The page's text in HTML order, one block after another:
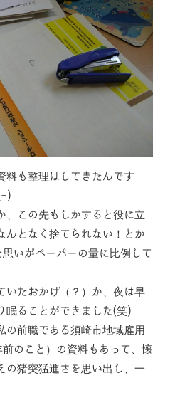
料も整理はしてきたんです
)
、この先もしかすると役に立
んとなく捨てられない！とか
いがペーパーの量に比例して
いたおかげ（？）か、夜は早
眠ることができました(笑)
の前職である須崎市地域雇用
のこと）の資料もあって、懐
の猪突猛進さを思い出し、一